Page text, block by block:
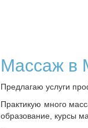
Массаж в
Предлагаю услуги
Практикую много
образование, курсы